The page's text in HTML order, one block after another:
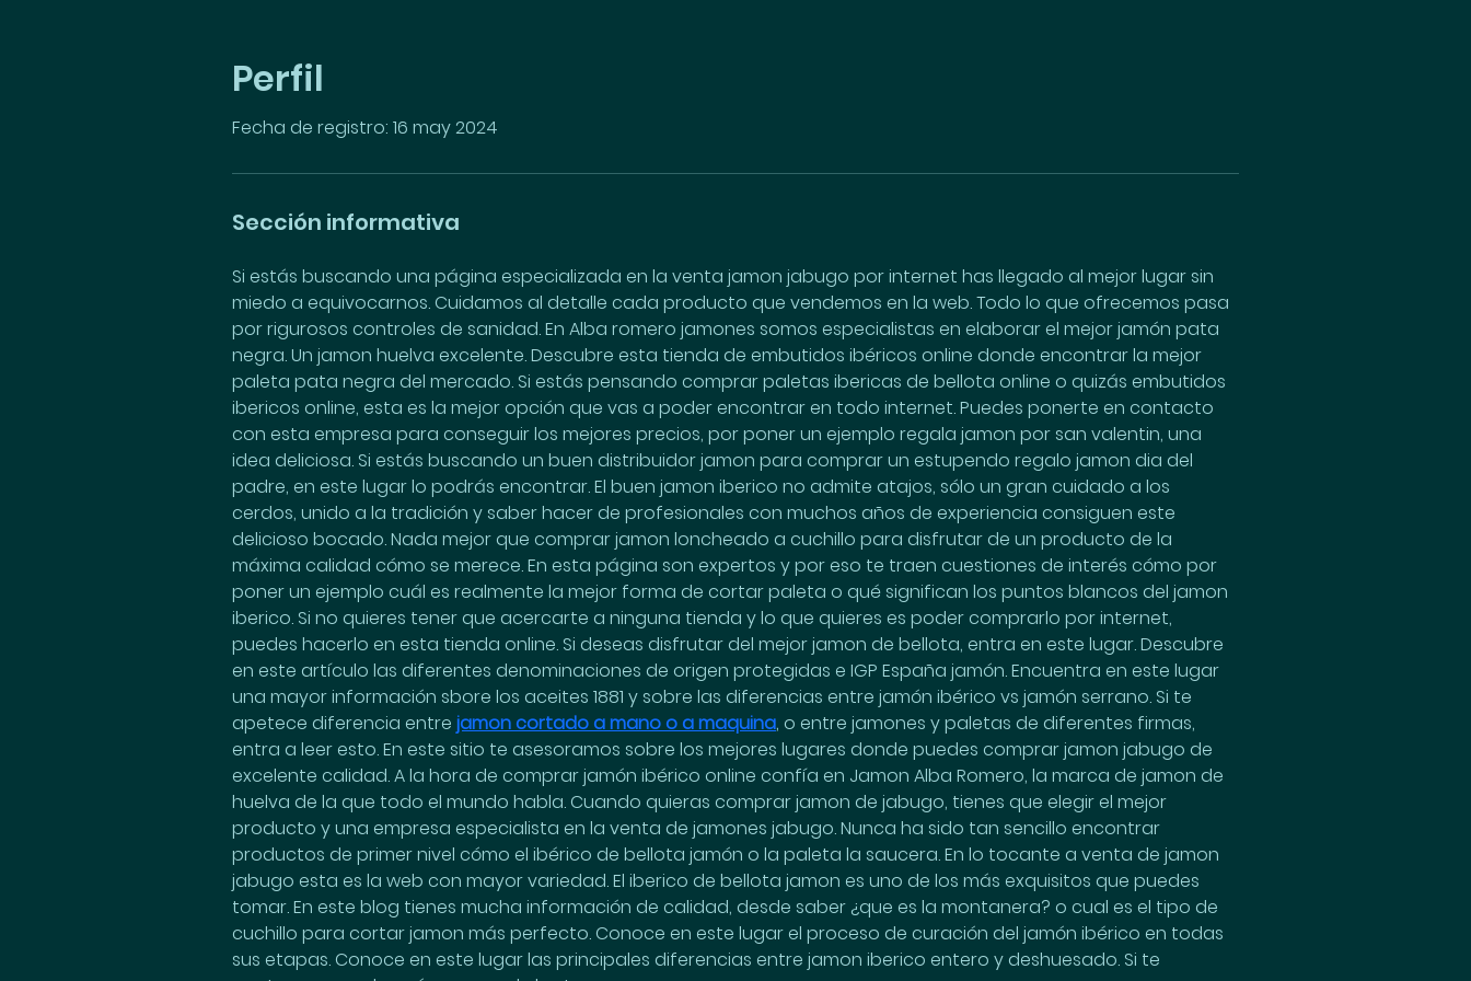
Perfil
Fecha de registro: 16 may 2024
Sección informativa
Si estás buscando una página especializada en la venta jamon jabugo por internet has llegado al mejor lugar sin
miedo a equivocarnos. Cuidamos al detalle cada producto que vendemos en la web. Todo lo que ofrecemos pasa
por rigurosos controles de sanidad. En Alba romero jamones somos especialistas en elaborar el mejor jamón pata
negra. Un jamon huelva excelente. Descubre esta tienda de embutidos ibéricos online donde encontrar la mejor
paleta pata negra del mercado. Si estás pensando comprar paletas ibericas de bellota online o quizás embutidos
ibericos online, esta es la mejor opción que vas a poder encontrar en todo internet. Puedes ponerte en contacto
con esta empresa para conseguir los mejores precios, por poner un ejemplo regala jamon por san valentin, una
idea deliciosa. Si estás buscando un buen distribuidor jamon para comprar un estupendo regalo jamon dia del
padre, en este lugar lo podrás encontrar. El buen jamon iberico no admite atajos, sólo un gran cuidado a los
cerdos, unido a la tradición y saber hacer de profesionales con muchos años de experiencia consiguen este
delicioso bocado. Nada mejor que comprar jamon loncheado a cuchillo para disfrutar de un producto de la
máxima calidad cómo se merece. En esta página son expertos y por eso te traen cuestiones de interés cómo por
poner un ejemplo cuál es realmente la mejor forma de cortar paleta o qué significan los puntos blancos del jamon
iberico. Si no quieres tener que acercarte a ninguna tienda y lo que quieres es poder comprarlo por internet,
puedes hacerlo en esta tienda online. Si deseas disfrutar del mejor jamon de bellota, entra en este lugar. Descubre
en este artículo las diferentes denominaciones de origen protegidas e IGP España jamón. Encuentra en este lugar
una mayor información sbore los aceites 1881 y sobre las diferencias entre jamón ibérico vs jamón serrano. Si te
apetece diferencia entre jamon cortado a mano o a maquina, o entre jamones y paletas de diferentes firmas,
entra a leer esto. En este sitio te asesoramos sobre los mejores lugares donde puedes comprar jamon jabugo de
excelente calidad. A la hora de comprar jamón ibérico online confía en Jamon Alba Romero, la marca de jamon de
huelva de la que todo el mundo habla. Cuando quieras comprar jamon de jabugo, tienes que elegir el mejor
producto y una empresa especialista en la venta de jamones jabugo. Nunca ha sido tan sencillo encontrar
productos de primer nivel cómo el ibérico de bellota jamón o la paleta la saucera. En lo tocante a venta de jamon
jabugo esta es la web con mayor variedad. El iberico de bellota jamon es uno de los más exquisitos que puedes
tomar. En este blog tienes mucha información de calidad, desde saber ¿que es la montanera? o cual es el tipo de
cuchillo para cortar jamon más perfecto. Conoce en este lugar el proceso de curación del jamón ibérico en todas
sus etapas. Conoce en este lugar las principales diferencias entre jamon iberico entero y deshuesado. Si te